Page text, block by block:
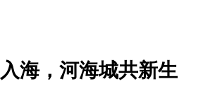
海，河海城共新生